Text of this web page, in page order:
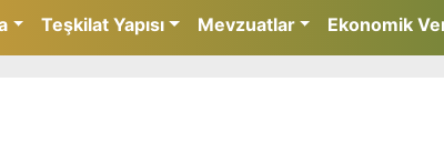
Teşkilat Yapısı Mevzuatlar Ekonomik